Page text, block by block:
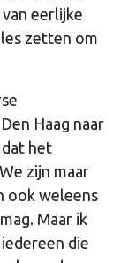
eerlijke
zetten om
Haag naar
het
zijn maar
ook weleens
Maar ik
die